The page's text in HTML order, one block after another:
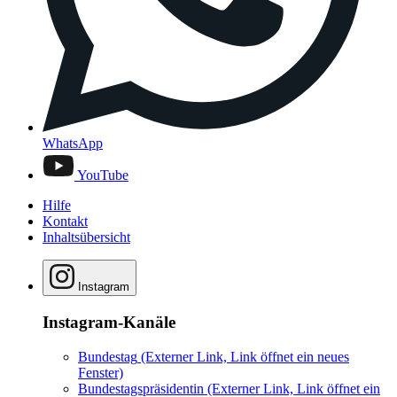
WhatsApp
YouTube
Hilfe
Kontakt
Inhaltsübersicht
Instagram
Instagram-Kanäle
Bundestag (Externer Link, Link öffnet ein neues
Fenster)
Bundestagspräsidentin (Externer Link, Link öffnet ein